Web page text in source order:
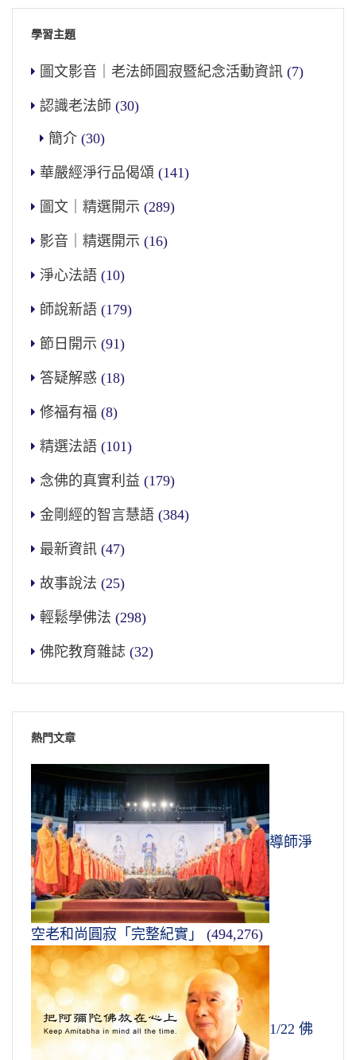
學習主題
圖文影音｜老法師圓寂暨紀念活動資訊 (7)
認識老法師 (30)
簡介 (30)
華嚴經淨行品偈頌 (141)
圖文｜精選開示 (289)
影音｜精選開示 (16)
淨心法語 (10)
師說新語 (179)
節日開示 (91)
答疑解惑 (18)
修福有福 (8)
精選法語 (101)
念佛的真實利益 (179)
金剛經的智言慧語 (384)
最新資訊 (47)
故事說法 (25)
輕鬆學佛法 (298)
佛陀教育雜誌 (32)
熱門文章
導師淨
空老和尚圓寂「完整紀實」 (494,276)
1/22 佛